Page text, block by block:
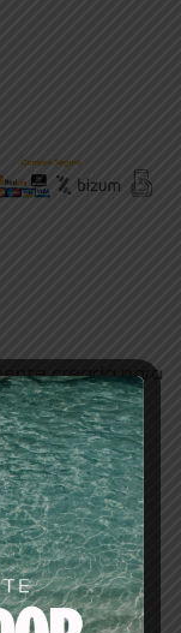
creada para
una
capa.
para crear
bajo lámpara
el proceso